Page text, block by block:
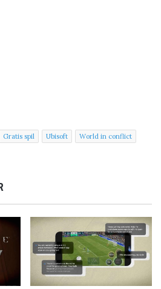
Gratis spil Ubisoft World in conflict